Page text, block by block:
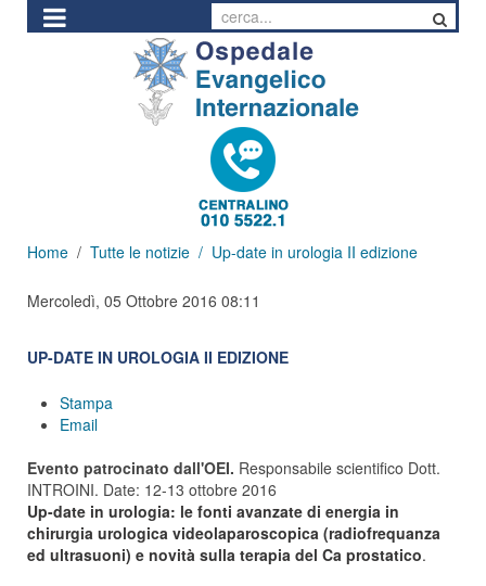
Home Tutte le notizie Up-date in urologia II edizione
Mercoledì, 05 Ottobre 2016 08:11
UP-DATE IN UROLOGIA II EDIZIONE
Stampa
Email
Evento patrocinato dall'OEI. Responsabile scientifico Dott.
INTROINI. Date: 12-13 ottobre 2016
Up-date in urologia: le fonti avanzate di energia in
chirurgia urologica videolaparoscopica (radiofrequanza
ed ultrasuoni) e novità sulla terapia del Ca prostatico.